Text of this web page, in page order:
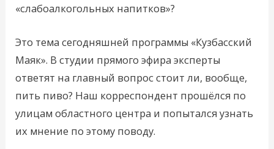
«слабоалкогольных напитков»?
Это тема сегодняшней программы «Кузбасский
Маяк». В студии прямого эфира эксперты
ответят на главный вопрос стоит ли, вообще,
пить пиво? Наш корреспондент прошёлся по
улицам областного центра и попытался узнать
их мнение по этому поводу.